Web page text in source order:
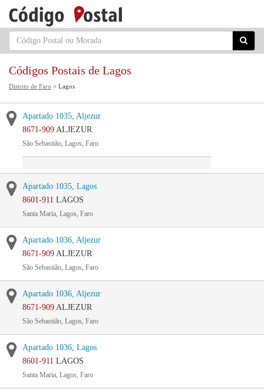
Códigos Postais de Lagos
Distrito de Faro > Lagos
Apartado 1035, Aljezur
8671-909 ALJEZUR
São Sebastião, Lagos, Faro
Apartado 1035, Lagos
8601-911 LAGOS
Santa Maria, Lagos, Faro
Apartado 1036, Aljezur
8671-909 ALJEZUR
São Sebastião, Lagos, Faro
Apartado 1036, Aljezur
8671-909 ALJEZUR
São Sebastião, Lagos, Faro
Apartado 1036, Lagos
8601-911 LAGOS
Santa Maria, Lagos, Faro